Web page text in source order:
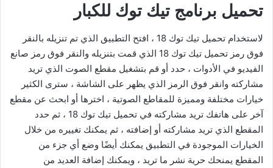
تحميل برنامج تيك توك للكبار
لاستخدام تحميل تيك توك 18 ، افتح التطبيق الذي تم تنزيله بالنقر
فوق رمز تحميل تيك توك 18 الذي قمت بتنزيله والنقر فوق رمز صانع
الفيديو في الأدوات ، حدد أو قم بتشغيل مقطع الصوت الذي تريد
مشاركته وانقر فوق الرمز الذي يظهر على الشاشة ، سترى الكثير
خيارات مختلفة ومميزة للمقاطع الصوتية ، اخترها أو ابحث عن مقطع
آخر على هاتفك تريد مشاركته في تحميل تيك توك 18 ، ثم حدد
المقطع الذي تريد مشاركته أو إضافته ، ثم يمكنك تغييره من خلال
الخيارات الموجودة في التطبيق يمكنك أيضًا وضع أي جزء من
المقطع يمنحك حرية نشر ما تريد ، ويمكنك إضافة العديد من